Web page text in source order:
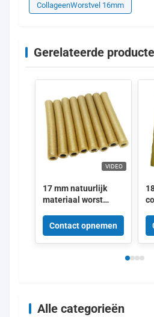
CollageenWorstvel 16mm
Gerelateerde
VIDEO
17 mm natuurlijk
materiaal worst
behuizingen OEM
Contact opnemen
Alle categorieën